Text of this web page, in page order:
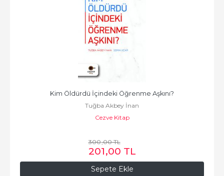
Sepete Ekle
Kim Öldürdü İçindeki Öğrenme Aşkını?
Tuğba Akbey İnan
Cezve Kitap
300,00TL
201,00 TL